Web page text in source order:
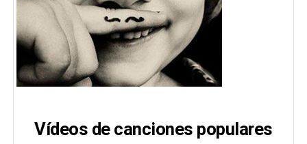
Vídeos de canciones populares